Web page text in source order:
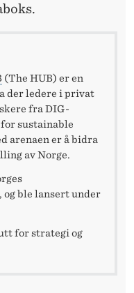
(The HUB) er en
der ledere i privat
fra DIG-
sustainable
arenaen er å bidra
av Norge.
og ble lansert under
for strategi og